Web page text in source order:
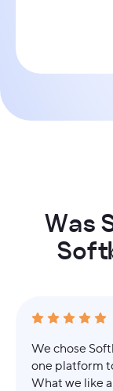
Was
Soft
We chose
one platform
What we like